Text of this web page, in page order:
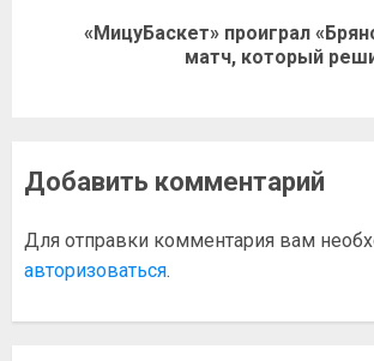
«МицуБаскет» проиграл
матч, который
Добавить комментарий
Для отправки комментария вам
авторизоваться.